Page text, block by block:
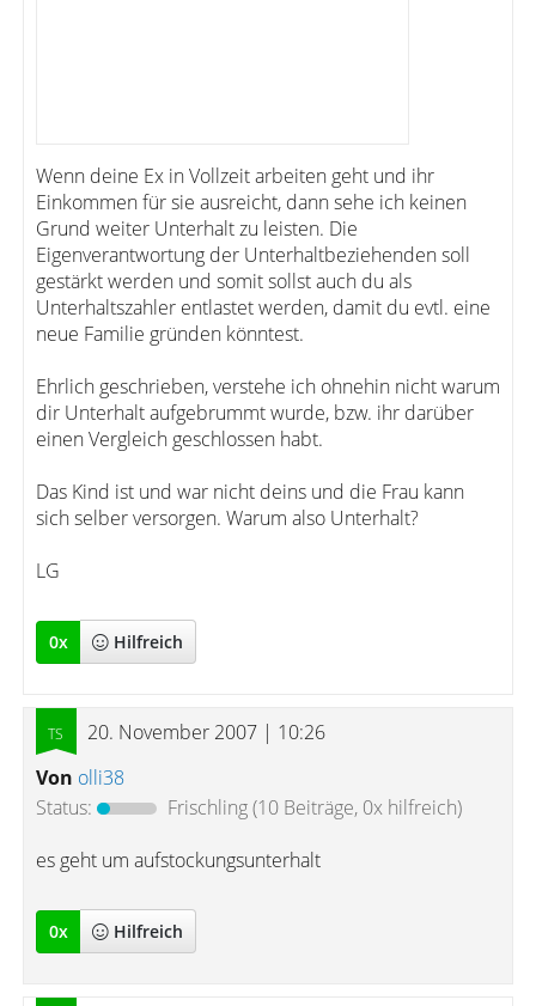
Wenn deine Ex in Vollzeit arbeiten geht und ihr
Einkommen für sie ausreicht, dann sehe ich keinen
Grund weiter Unterhalt zu leisten. Die
Eigenverantwortung der Unterhaltbeziehenden soll
gestärkt werden und somit sollst auch du als
Unterhaltszahler entlastet werden, damit du evtl. eine
neue Familie gründen könntest.
Ehrlich geschrieben, verstehe ich ohnehin nicht warum
dir Unterhalt aufgebrummt wurde, bzw. ihr darüber
einen Vergleich geschlossen habt.
Das Kind ist und war nicht deins und die Frau kann
sich selber versorgen. Warum also Unterhalt?
LG
0x Hilfreich
20. November 2007 | 10:26
Von olli38
Status:
Frischling(10 Beiträge, 0x hilfreich)
es geht um aufstockungsunterhalt
0x Hilfreich